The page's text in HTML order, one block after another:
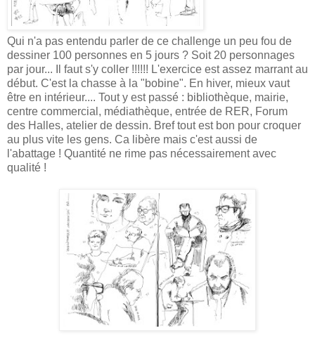
Qui n'a pas entendu parler de ce challenge un peu fou de
dessiner 100 personnes en 5 jours ? Soit 20 personnages
par jour... Il faut s'y coller !!!!!! L'exercice est assez marrant au
début. C'est la chasse à la "bobine". En hiver, mieux vaut
être en intérieur.... Tout y est passé : bibliothèque, mairie,
centre commercial, médiathèque, entrée de RER, Forum
des Halles, atelier de dessin. Bref tout est bon pour croquer
au plus vite les gens. Ca libère mais c'est aussi de
l'abattage ! Quantité ne rime pas nécessairement avec
qualité !